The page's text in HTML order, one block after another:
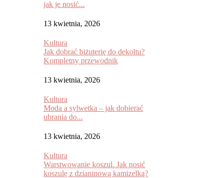
jak je nosić...
13 kwietnia, 2026
Kultura
Jak dobrać biżuterię do dekoltu?
Kompletny przewodnik
13 kwietnia, 2026
Kultura
Moda a sylwetka – jak dobierać
ubrania do...
13 kwietnia, 2026
Kultura
Warstwowanie koszul. Jak nosić
koszulę z dzianinową kamizelką?